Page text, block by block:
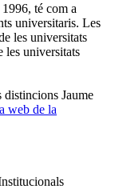
té com a
universitaris. Les
les universitats
les universitats
distincions Jaume
web de la